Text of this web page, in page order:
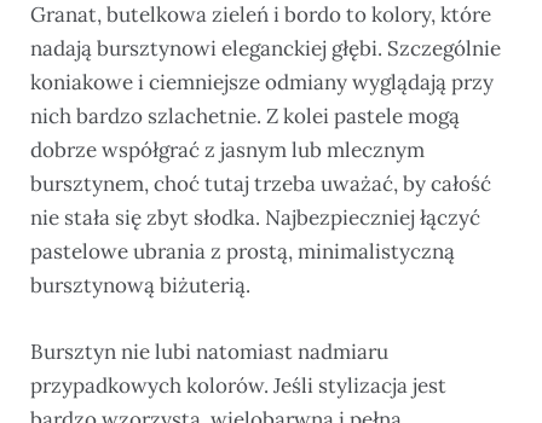
Granat, butelkowa zieleń i bordo to kolory, które
nadają bursztynowi eleganckiej głębi. Szczególnie
koniakowe i ciemniejsze odmiany wyglądają przy
nich bardzo szlachetnie. Z kolei pastele mogą
dobrze współgrać z jasnym lub mlecznym
bursztynem, choć tutaj trzeba uważać, by całość
nie stała się zbyt słodka. Najbezpieczniej łączyć
pastelowe ubrania z prostą, minimalistyczną
bursztynową biżuterią.
Bursztyn nie lubi natomiast nadmiaru
przypadkowych kolorów. Jeśli stylizacja jest